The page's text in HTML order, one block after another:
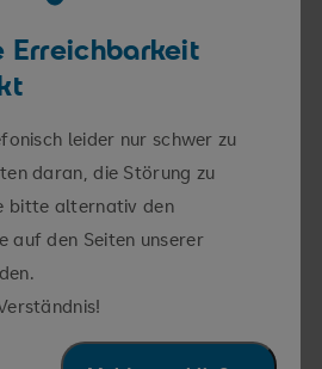
Erreichbarkeit
leider nur schwer zu
daran, die Störung zu
bitte alternativ den
auf den Seiten unserer
2941
zuständig
und Palliativmedizin